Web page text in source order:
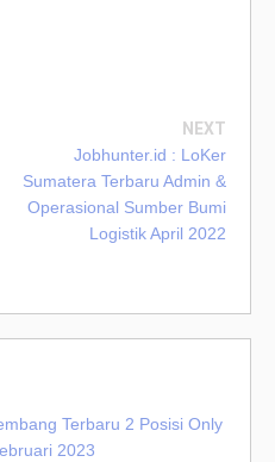
NEXT
Jobhunter.id : LoKer
Sumatera Terbaru Admin &
Operasional Sumber Bumi
Logistik April 2022
Terbaru 2 Posisi Only
2023